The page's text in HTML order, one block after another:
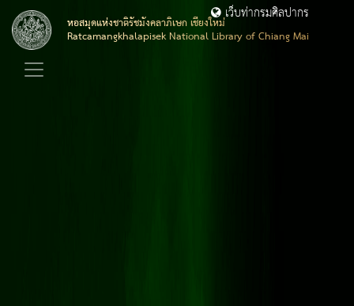
หอสมุดแห่งชาติรัชมังคลาภิเษก เชียงใหม่
Ratcamangkhalapisek National Library of Chiang Mai
เว็บท่ากรมศิลปากร